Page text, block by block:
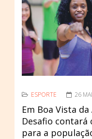
ESPORTE 26
Em Boa Vista
Desafio contará
para a